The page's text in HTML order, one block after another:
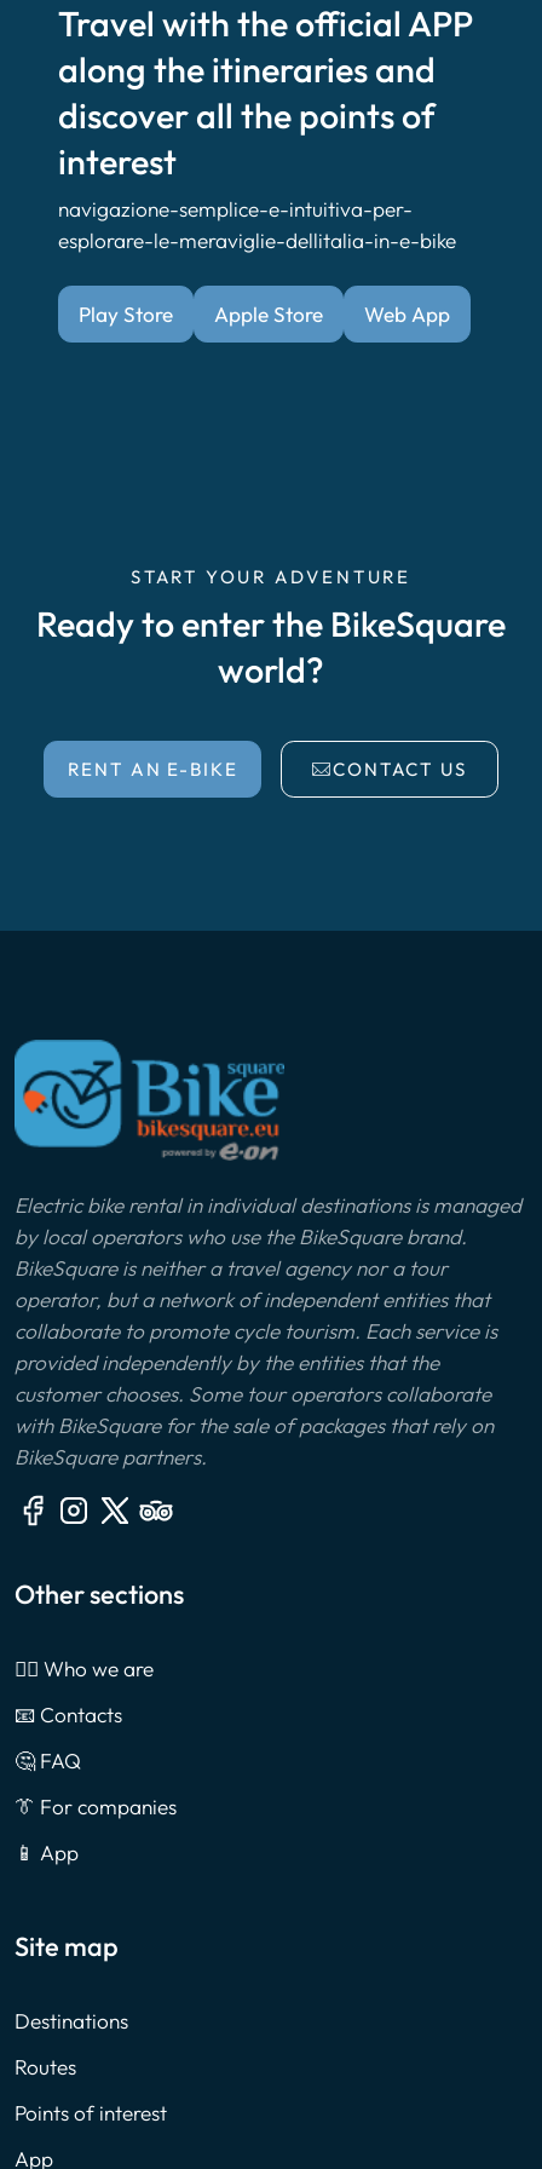
Travel with the official APP
along the itineraries and
discover all the points of
interest
navigazione-semplice-e-intuitiva-per-
esplorare-le-meraviglie-dellitalia-in-e-bike
Play Store Apple Store Web App
START YOUR ADVENTURE
Ready to enter the BikeSquare
world?
RENT AN E-BIKE CONTACT US
Electric bike rental in individual destinations is managed
by local operators who use the BikeSquare brand.
BikeSquare is neither a travel agency nor a tour
operator, but a network of independent entities that
collaborate to promote cycle tourism. Each service is
provided independently by the entities that the
customer chooses. Some tour operators collaborate
with BikeSquare for the sale of packages that rely on
BikeSquare partners.
Other sections
🙎‍♂️ Who we are
📧 Contacts
🤔 FAQ
👔 For companies
📱 App
Site map
Destinations
Routes
Points of interest
App